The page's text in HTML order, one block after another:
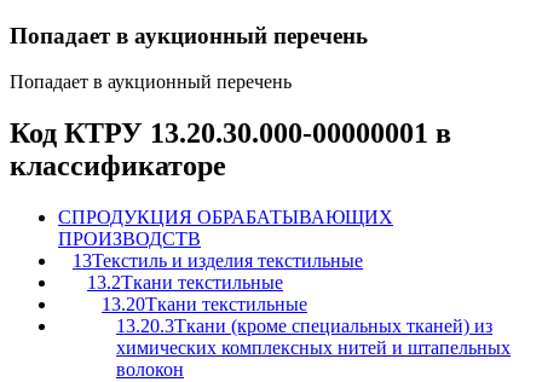
Попадает в аукционный перечень
Попадает в аукционный перечень
Код КТРУ 13.20.30.000-00000001 в
классификаторе
CПРОДУКЦИЯ ОБРАБАТЫВАЮЩИХ
ПРОИЗВОДСТВ
13Текстиль и изделия текстильные
13.2Ткани текстильные
13.20Ткани текстильные
13.20.3Ткани (кроме специальных тканей) из
химических комплексных нитей и штапельных
волокон